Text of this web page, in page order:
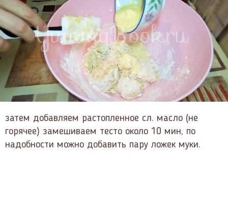
затем добавляем растопленное сл. масло (не
горячее) замешиваем тесто около 10 мин, по
надобности можно добавить пару ложек муки.